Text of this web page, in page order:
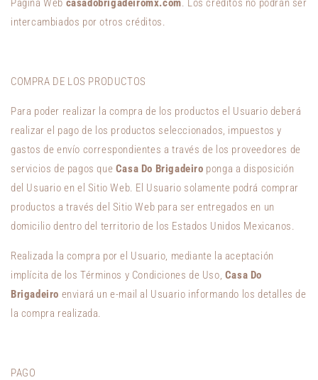
Página Web casadobrigadeiromx.com. Los créditos no podrán ser
intercambiados por otros créditos.
COMPRA DE LOS PRODUCTOS
Para poder realizar la compra de los productos el Usuario deberá
realizar el pago de los productos seleccionados, impuestos y
gastos de envío correspondientes a través de los proveedores de
servicios de pagos que Casa Do Brigadeiro ponga a disposición
del Usuario en el Sitio Web. El Usuario solamente podrá comprar
productos a través del Sitio Web para ser entregados en un
domicilio dentro del territorio de los Estados Unidos Mexicanos.
Realizada la compra por el Usuario, mediante la aceptación
implícita de los Términos y Condiciones de Uso, Casa Do
Brigadeiro enviará un e-mail al Usuario informando los detalles de
la compra realizada.
PAGO